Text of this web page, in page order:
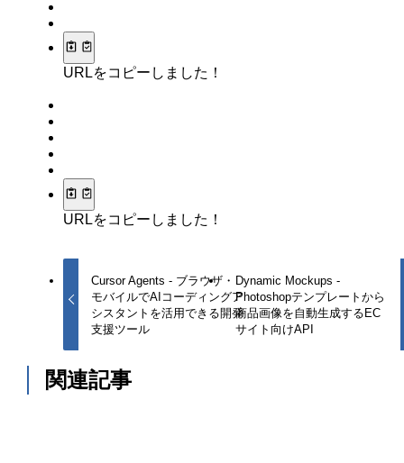
URLをコピーしました！
URLをコピーしました！
Cursor Agents - ブラウザ・
モバイルでAIコーディングア
シスタントを活用できる開発
支援ツール
Dynamic Mockups -
Photoshopテンプレートから
商品画像を自動生成するEC
サイト向けAPI
関連記事